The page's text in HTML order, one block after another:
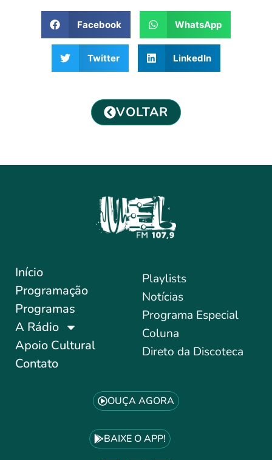
Facebook WhatsApp
Twitter LinkedIn
VOLTAR
Início
Programação
Programas
A Rádio
Apoio Cultural
Contato
Playlists
Notícias
Programa Especial
Coluna
Direto da Discoteca
OUÇA AGORA
BAIXE O APP!